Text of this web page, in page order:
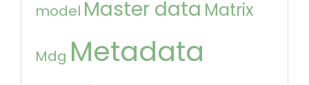
model Master data Matrix
Mdg Metadata